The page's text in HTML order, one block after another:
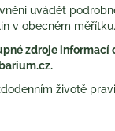
uvádět
v obecném měřítku.
zdroje informací
životě